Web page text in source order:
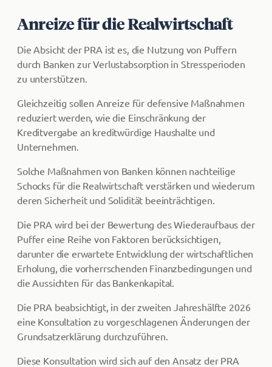
Anreize für die Realwirtschaft
Die Absicht der PRA ist es, die Nutzung von Puffern
durch Banken zur Verlustabsorption in Stressperioden
zu unterstützen.
Gleichzeitig sollen Anreize für defensive Maßnahmen
reduziert werden, wie die Einschränkung der
Kreditvergabe an kreditwürdige Haushalte und
Unternehmen.
Solche Maßnahmen von Banken können nachteilige
Schocks für die Realwirtschaft verstärken und wiederum
deren Sicherheit und Solidität beeinträchtigen.
Die PRA wird bei der Bewertung des Wiederaufbaus der
Puffer eine Reihe von Faktoren berücksichtigen,
darunter die erwartete Entwicklung der wirtschaftlichen
Erholung, die vorherrschenden Finanzbedingungen und
die Aussichten für das Bankenkapital.
Die PRA beabsichtigt, in der zweiten Jahreshälfte 2026
eine Konsultation zu vorgeschlagenen Änderungen der
Grundsatzerklärung durchzuführen.
Diese Konsultation wird sich auf den Ansatz der PRA